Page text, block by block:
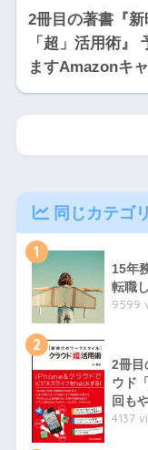
2冊目の著書『
「超」活用術』
ますAmazonキ
同じカテゴ
1
15年
転職
9599
2
2冊目
ウド
回も
4137